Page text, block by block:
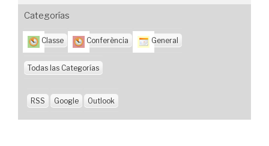
e
Categorías
Classe Conferència General
Todas las Categorías
RSS Google Outlook